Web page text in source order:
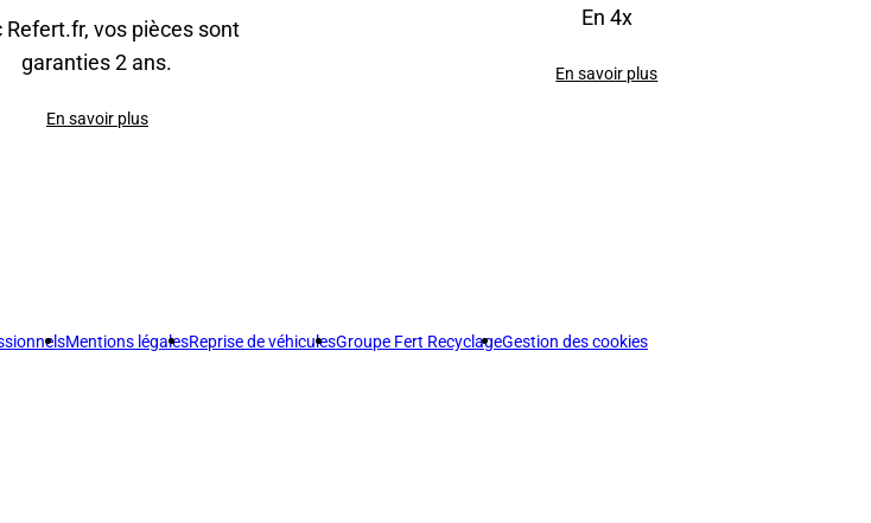
Refert.fr, vos pièces sont
garanties 2 ans.
En savoir plus
En 4x
En savoir plus
Mentions légalesReprise de véhiculesGroupe Fert RecyclageGestion des cookies